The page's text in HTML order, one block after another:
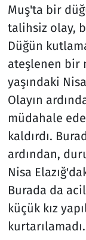
Muş'ta bir
talihsiz olay,
Düğün
ateşlenen bir
yaşındaki
Olayın
müdahale
kaldırdı.
ardından,
Nisa
Burada da
küçük kız
kurtarılamadı.
Televizyon